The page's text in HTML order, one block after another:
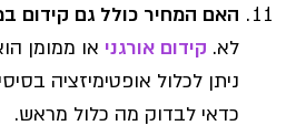
האם המחיר כולל גם קידום
לא. קידום אורגני או ממומן
ניתן לכלול אופטימיזציה
כדאי לבדוק מה כלול מראש.